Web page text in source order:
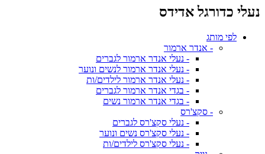
נעלי כדורגל אדידס
לפי מותג
- אנדר ארמור
- נעלי אנדר ארמור לגברים
- נעלי אנדר ארמור לנשים ונוער
- נעלי אנדר ארמור לילדים/ות
- בגדי אנדר ארמור לגברים
- בגדי אנדר ארמור נשים
- סקצ'רס
- נעלי סקצ'רס לגברים
- נעלי סקצ'רס נשים ונוער
- נעלי סקצ'רס לילדים/ות